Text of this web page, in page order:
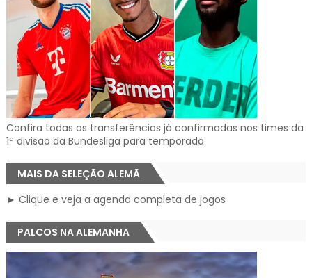
Confira todas as transferências já confirmadas nos times da
1ª divisão da Bundesliga para temporada
MAIS DA SELEÇÃO ALEMÃ
► Clique e veja a agenda completa de jogos
PALCOS NA ALEMANHA